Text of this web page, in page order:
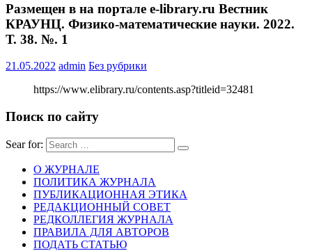
Размещен в на портале e-library.ru Вестник
КРАУНЦ. Физико-математические науки. 2022.
Т. 38. №. 1
21.05.2022 admin Без рубрики
https://www.elibrary.ru/contents.asp?titleid=32481
Поиск по сайту
Sear for:
О ЖУРНАЛЕ
ПОЛИТИКА ЖУРНАЛА
ПУБЛИКАЦИОННАЯ ЭТИКА
РЕДАКЦИОННЫЙ СОВЕТ
РЕДКОЛЛЕГИЯ ЖУРНАЛА
ПРАВИЛА ДЛЯ АВТОРОВ
ПОДАТЬ СТАТЬЮ